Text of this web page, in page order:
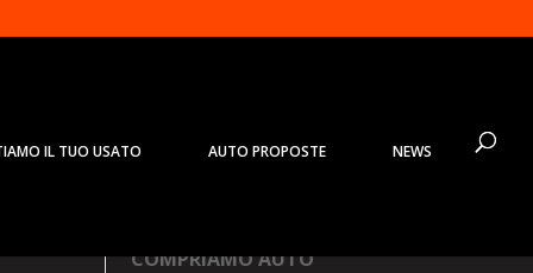
IL TUO USATO AUTO PROPOSTE NEWS
COMPRIAMO AUTO